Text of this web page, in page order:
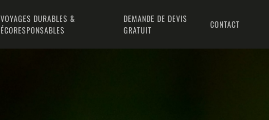
VOYAGES DURABLES &
ÉCORESPONSABLES
DEMANDE DE DEVIS
GRATUIT
CONTACT